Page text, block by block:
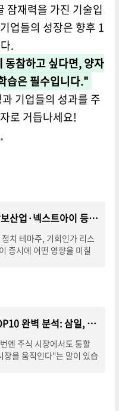
잠재력을 가진 기술입
업들의 성장은 향후 1
.
참하고 싶다면, 양자
습은 필수입니다."
기업들의 성과를 주
로 거듭나세요!
이준석 관련주, 삼보산업·넥스트아이 등 정치 테마주 투자 완벽 가이드(2025년)
치 테마주, 기회인가 리스
증시에 어떤 영향을 미칠
홍준표 관련주 TOP10 완벽 분석: 삼일, 경남스틸, 토탈소프트 주가 전망과 투자 전략(2025 년)
엔 주식 시장에서도 통할
장을 움직인다"는 말이 있습